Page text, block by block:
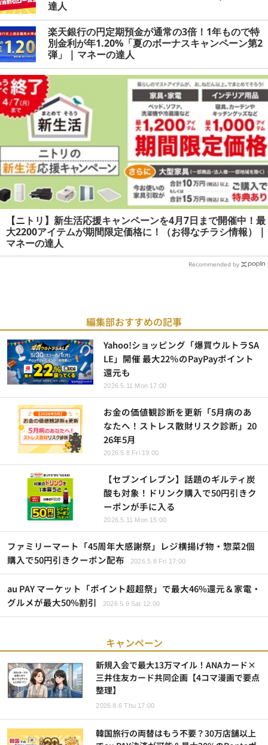
達人
楽天銀行の円定期預金が通常の3倍！1年もので特
別金利が年1.20%「夏のボーナスキャンペーン第2
弾」 | マネーの達人
【ニトリ】新生活応援キャンペーンを4月7日まで開催中！最
大2200アイテムが期間限定価格に！（お得なチラシ情報） |
マネーの達人
Recommended by
編集部おすすめの記事
Yahoo!ショッピング「爆買ウルトラSA
LE」開催 最大22％のPayPayポイント
還元も
2026.5.11 Mon 17:00
お金の価値観診断を更新「5月病のあ
なたへ！ストレス散財リスク診断」20
26年5月
2026.5.8 Fri 19:00
【セブンイレブン】話題のギルティ炭
酸も対象！ドリンク購入で50円引きク
ーポンが手に入る
2026.5.11 Mon 15:00
ファミリーマート「45周年大感謝祭」レジ横揚げ物・惣菜2個
購入で50円引きクーポン配布
2026.5.8 Fri 17:00
au PAY マーケット「ポイント超超祭」で最大46%還元＆家電・
グルメが最大50%割引
2026.5.9 Sat 12:00
キャンペーン
新規入会で最大13万マイル！ANAカード×
三井住友カード共同企画【4コマ漫画で要点
整理】
2026.8.6 Thu 17:00
韓国旅行の両替はもう不要？30万店舗以上